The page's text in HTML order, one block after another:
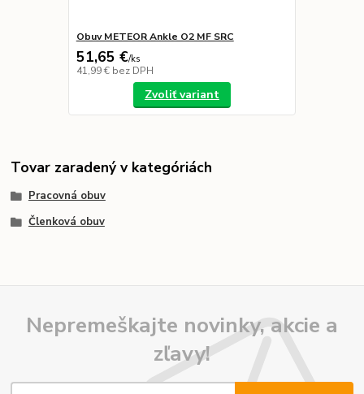
Obuv METEOR Ankle O2 MF SRC
51,65 €/ks
41,99 € bez DPH
Zvoliť variant
Tovar zaradený v kategóriách
Pracovná obuv
Členková obuv
Nepremeškajte novinky, akcie a
zľavy!